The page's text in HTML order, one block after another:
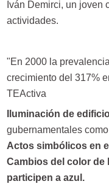
Iván Demirci, un joven
actividades.
"En 2000 la
crecimiento del 317%
TEActiva
Iluminación de
gubernamentales
Actos simbólicos en
Cambios del color de
participen a azul.